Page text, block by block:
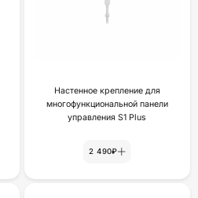
Настенное крепление для
многофункциональной панели
yпpaвлeния S1 Plus
2 490₽